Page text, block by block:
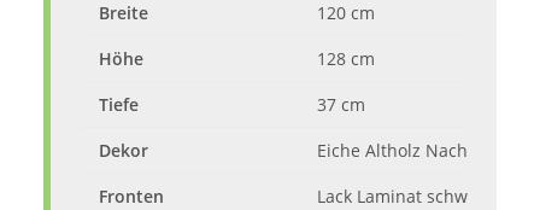
Breite
120 cm
Höhe
128 cm
Tiefe
37 cm
Dekor
Eiche Altholz
Fronten
Lack Laminat schwarz